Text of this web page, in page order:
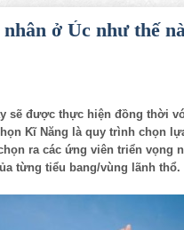
ở Úc như thế
sẽ được thực hiện đồng thời
Kĩ Năng là quy trình chọn
ra các ứng viên triển vọng
từng tiểu bang/vùng lãnh thổ.